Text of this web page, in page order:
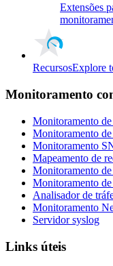
Extensões
RecursosExplore
Monitoramento
Monitoramento de
Monitoramento
Monitoramento
Mapeamento de
Monitoramento
Monitoramento
Analisador de
Monitoramento
Servidor syslog
Links úteis